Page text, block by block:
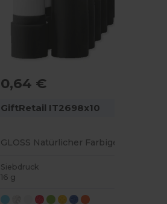
0,64 €
GiftRetail IT2698x10
Siebdruck
16 g